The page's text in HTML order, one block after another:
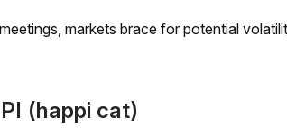
markets brace for potential
(happi cat)